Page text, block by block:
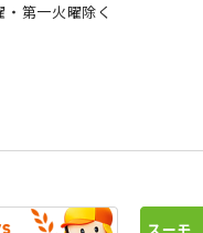
第一火曜除く